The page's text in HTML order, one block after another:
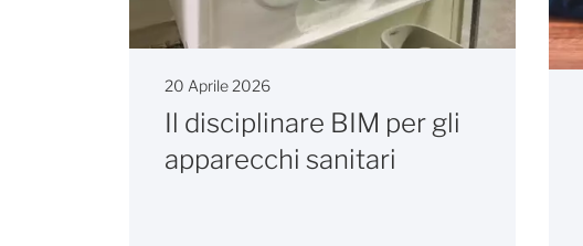
20 Aprile 2026
Il disciplinare BIM per gli
apparecchi sanitari